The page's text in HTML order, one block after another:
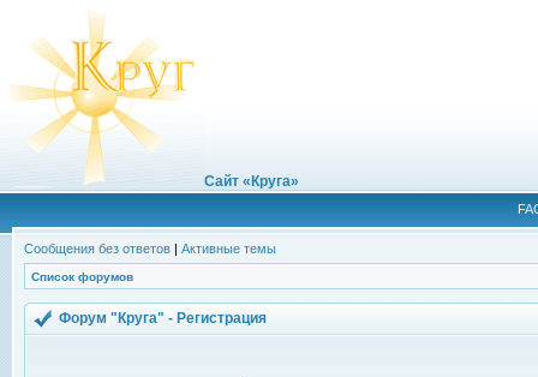
Сайт «Круга»
Сообщения без ответов | Активные темы
Список форумов
Форум "Круга" - Регистрация